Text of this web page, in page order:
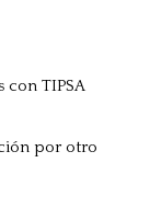
con TIPSA
por otro